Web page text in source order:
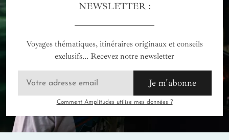
NEWSLETTER :
Voyages thématiques, itinéraires originaux et conseils
exclusifs... Recevez notre newsletter
Je m'abonne
Comment Amplitudes utilise mes données ?